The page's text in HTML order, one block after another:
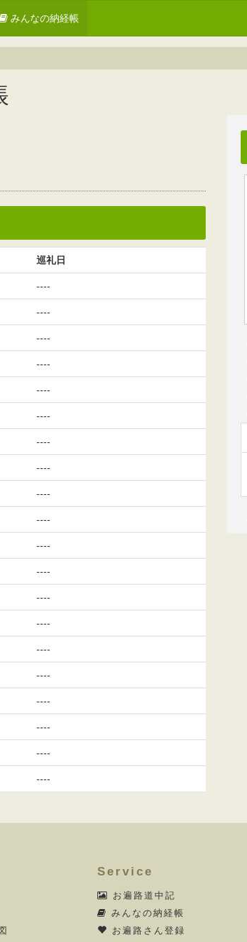
みんなの納経帳
巡礼日
----
----
----
----
----
----
----
----
----
----
----
----
----
----
----
----
----
----
----
----
Service
お遍路道中記
みんなの納経帳
お遍路さん登録